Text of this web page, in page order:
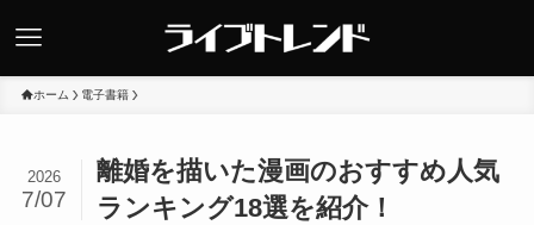
ホーム 電子書籍
離婚を描いた漫画のおすすめ人気
ランキング18選を紹介！
2026
7/07